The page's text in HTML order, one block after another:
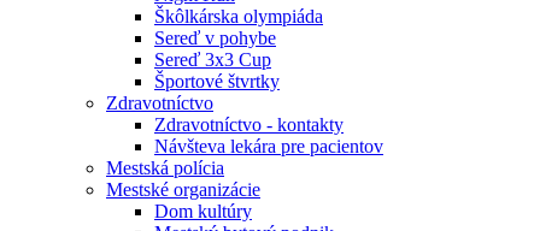
Škôlkárska olympiáda
Sereď v pohybe
Sereď 3x3 Cup
Športové štvrtky
Zdravotníctvo
Zdravotníctvo - kontakty
Návšteva lekára pre pacientov
Mestská polícia
Mestské organizácie
Dom kultúry